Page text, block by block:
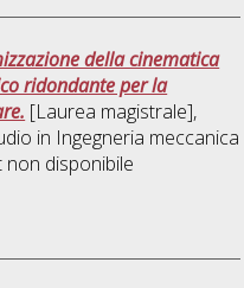
della cinematica
ridondante per la
[Laurea magistrale],
in Ingegneria meccanica
disponibile